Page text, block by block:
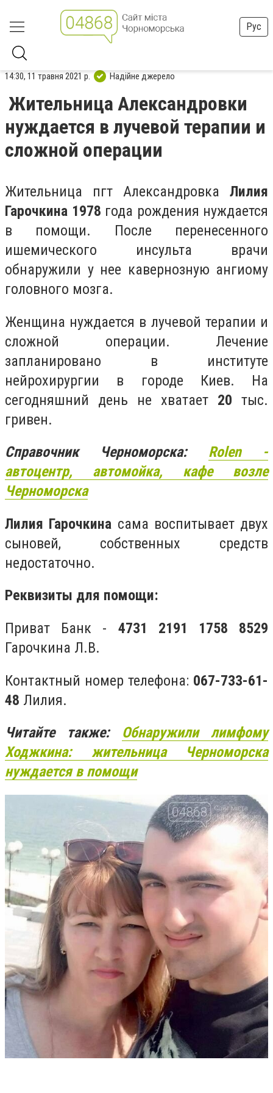
Рус
14:30, 11 травня 2021 р. Надійне джерело
Жительница Александровки
нуждается в лучевой терапии и
сложной операции
Жительница пгт Александровка Лилия
Гарочкина 1978 года рождения нуждается
в помощи. После перенесенного
ишемического инсульта врачи
обнаружили у нее кавернозную ангиому
головного мозга.
Женщина нуждается в лучевой терапии и
сложной операции. Лечение
запланировано в институте
нейрохирургии в городе Киев. На
сегодняшний день не хватает 20 тыс.
гривен.
Справочник Черноморска: Rolen-
автоцентр, автомойка, кафе возле
Черноморска
Лилия Гарочкина сама воспитывает двух
сыновей, собственных средств
недостаточно.
Реквизиты для помощи:
Приват Банк - 4731 2191 1758 8529
Гарочкина Л.В.
Контактный номер телефона: 067-733-61-
48 Лилия.
Читайте также: Обнаружили лимфому
Ходжкина: жительница Черноморска
нуждается в помощи